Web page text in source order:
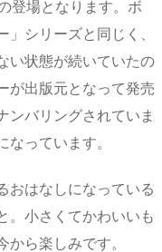
登場となります。ボ
」シリーズと同じく、
い状態が続いていたの
が出版元となって発売
ンバリングされていま
なっています。
おはなしになっている
。小さくてかわいいも
から楽しみです。